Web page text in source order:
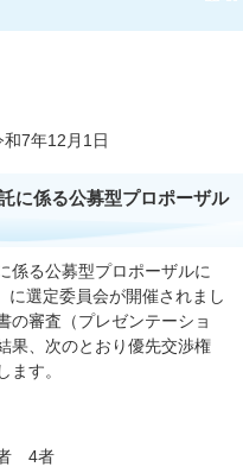
7年12月1日
に係る公募型プロポーザル
係る公募型プロポーザルに
選定委員会が開催されまし
の審査（プレゼンテーショ
果、次のとおり優先交渉権
ます。
者 4者